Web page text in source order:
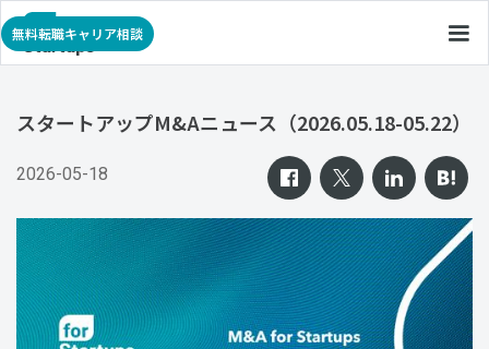
無料転職キャリア相談
スタートアップM&Aニュース（2026.05.18-05.22）
2026-05-18